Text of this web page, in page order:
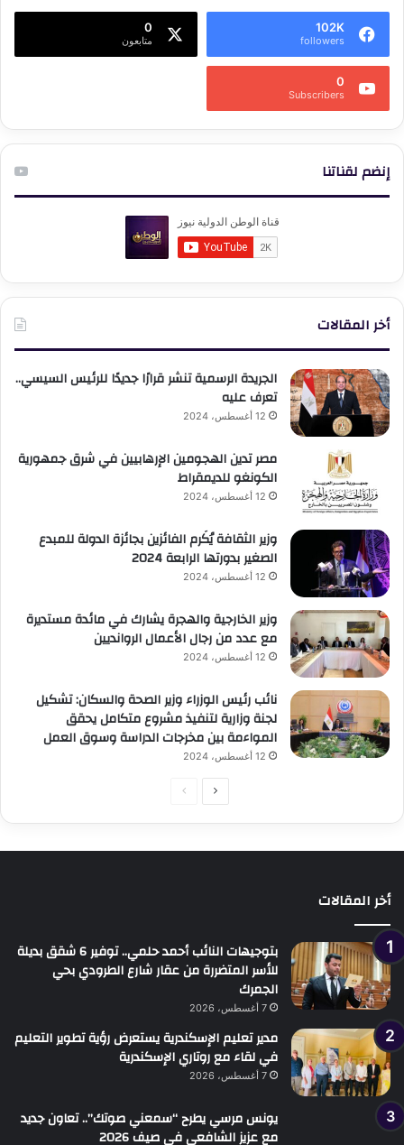
102K
followers
0
متابعون
0
Subscribers
إنضم لقناتنا
أخر المقالات
الجريدة الرسمية تنشر قرارًا جديدًا للرئيس السيسي..
تعرف عليه
12 أغسطس، 2024
مصر تدين الهجومين الإرهابيين في شرق جمهورية
الكونغو للديمقراط
12 أغسطس، 2024
وزير الثقافة يُكَرم الفائزين بجائزة الدولة للمبدع
الصغير بدورتها الرابعة 2024
12 أغسطس، 2024
وزير الخارجية والهجرة يشارك في مائدة مستديرة
مع عدد من رجال الأعمال الروانديين
12 أغسطس، 2024
نائب رئيس الوزراء وزير الصحة والسكان: تشكيل
لجنة وزارية لتنفيذ مشروع متكامل يحقق
المواءمة بين مخرجات الدراسة وسوق العمل
12 أغسطس، 2024
الصفحةالصفحة
أخر المقالات
بتوجيهات النائب أحمد حلمي.. توفير 6 شقق بديلة
للأسر المتضررة من عقار شارع الطرودي بحي
الجمرك
7 أغسطس، 2026
مدير تعليم الإسكندرية يستعرض رؤية تطوير التعليم
في لقاء مع روتاري الإسكندرية
7 أغسطس، 2026
يونس مرسي يطرح “سمعني صوتك”.. تعاون جديد
مع عزيز الشافعي في صيف 2026